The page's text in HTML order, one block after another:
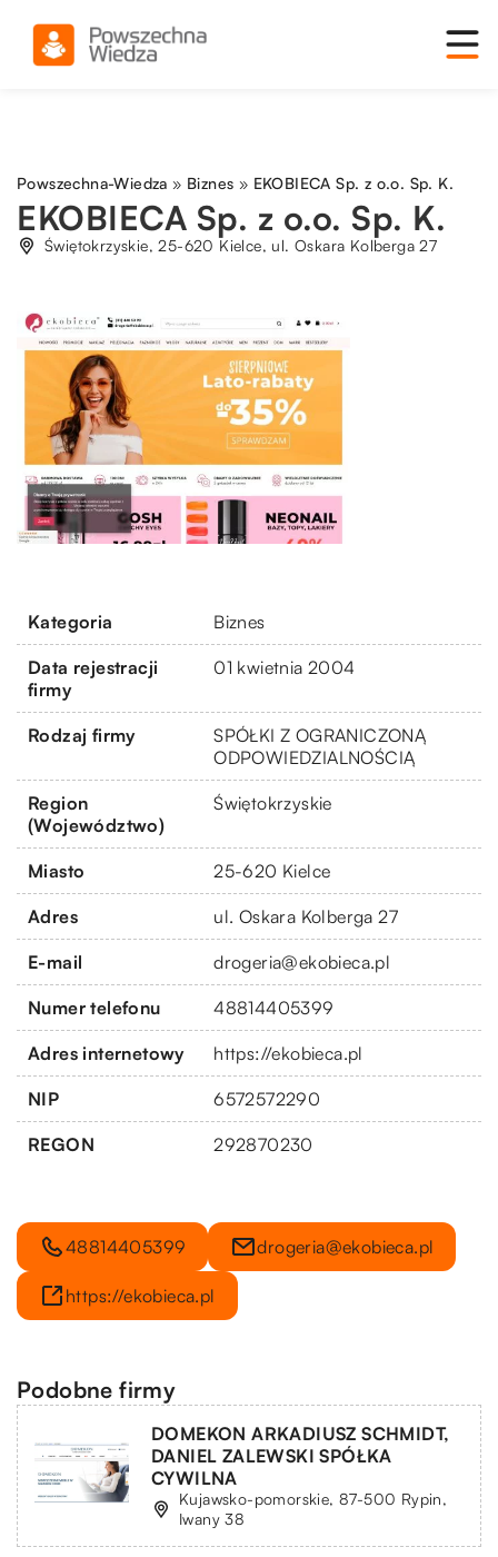
Powszechna-Wiedza » Biznes » EKOBIECA Sp. z o.o. Sp. K.
EKOBIECA Sp. z o.o. Sp. K.
Świętokrzyskie, 25-620 Kielce, ul. Oskara Kolberga 27
Kategoria Biznes
Data rejestracji
firmy
01 kwietnia 2004
Rodzaj firmy
SPÓŁKI Z OGRANICZONĄ
ODPOWIEDZIALNOŚCIĄ
Region
(Województwo)
Świętokrzyskie
Miasto 25-620 Kielce
Adres ul. Oskara Kolberga 27
E-mail drogeria@ekobieca.pl
Numer telefonu 48814405399
Adres internetowy https://ekobieca.pl
NIP 6572572290
REGON 292870230
48814405399 drogeria@ekobieca.pl
https://ekobieca.pl
Podobne firmy
DOMEKON ARKADIUSZ SCHMIDT,
DANIEL ZALEWSKI SPÓŁKA
CYWILNA
Kujawsko-pomorskie, 87-500 Rypin,
Iwany 38